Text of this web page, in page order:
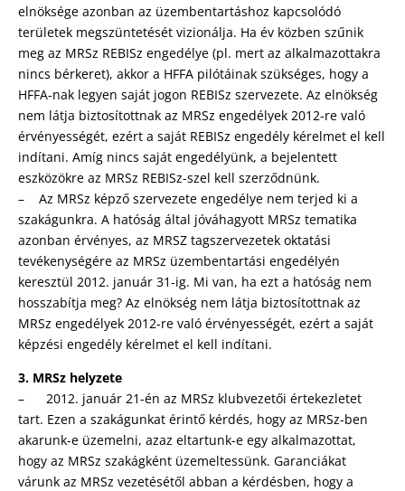
elnöksége azonban az üzembentartáshoz kapcsolódó
területek megszüntetését vizionálja. Ha év közben szűnik
meg az MRSz REBISz engedélye (pl. mert az alkalmazottakra
nincs bérkeret), akkor a HFFA pilótáinak szükséges, hogy a
HFFA-nak legyen saját jogon REBISz szervezete. Az elnökség
nem látja biztosítottnak az MRSz engedélyek 2012-re való
érvényességét, ezért a saját REBISz engedély kérelmet el kell
indítani. Amíg nincs saját engedélyünk, a bejelentett
eszközökre az MRSz REBISz-szel kell szerződnünk.
– Az MRSz képző szervezete engedélye nem terjed ki a
szakágunkra. A hatóság által jóváhagyott MRSz tematika
azonban érvényes, az MRSZ tagszervezetek oktatási
tevékenységére az MRSz üzembentartási engedélyén
keresztül 2012. január 31-ig. Mi van, ha ezt a hatóság nem
hosszabítja meg? Az elnökség nem látja biztosítottnak az
MRSz engedélyek 2012-re való érvényességét, ezért a saját
képzési engedély kérelmet el kell indítani.
3. MRSz helyzete
– 2012. január 21-én az MRSz klubvezetői értekezletet
tart. Ezen a szakágunkat érintő kérdés, hogy az MRSz-ben
akarunk-e üzemelni, azaz eltartunk-e egy alkalmazottat,
hogy az MRSz szakágként üzemeltessünk. Garanciákat
várunk az MRSz vezetésétől abban a kérdésben, hogy a